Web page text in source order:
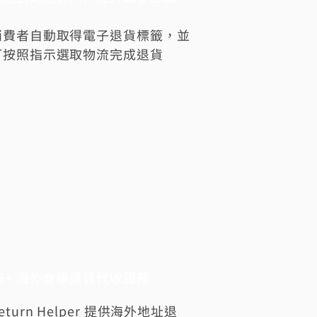
費者自動取得電子退貨標籤，並
按照指示選取物流完成退貨
Helper 提供海外地址退